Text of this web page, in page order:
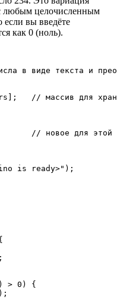
с любым целочисленным
если вы введёте
как 0 (ноль).
в виде текста и
;
// массив для
// новое для этой
is ready>" ) ;
;
) > 0 )
{
) ;